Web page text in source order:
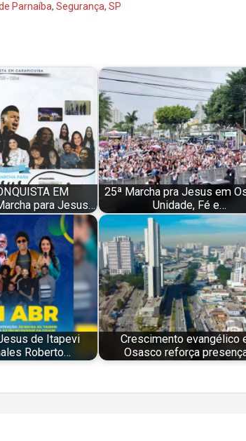
Parnaíba, Segurança, SP
EM
para Jesus…
25ª Marcha pra Jesus em
Unidade, Fé e…
de Itapevi
Roberto…
Crescimento evangélico
Osasco reforça